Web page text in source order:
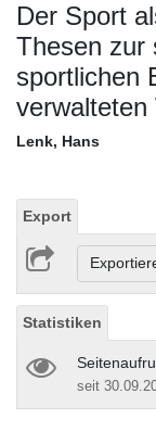
Der Sport
Thesen zur
sportlichen
verwalteten
Lenk, Hans
Export
Statistiken
seit